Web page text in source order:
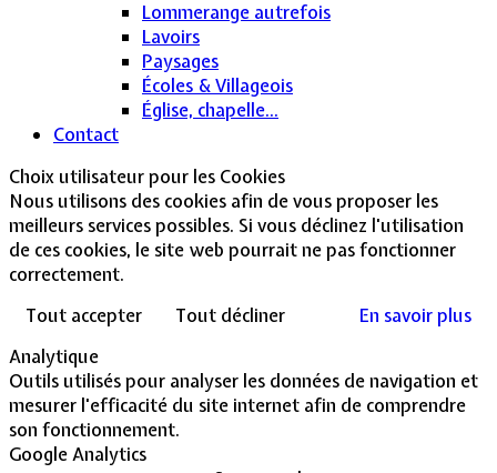
Lommerange autrefois
Lavoirs
Paysages
Écoles & Villageois
Église, chapelle...
Contact
Choix utilisateur pour les Cookies
Nous utilisons des cookies afin de vous proposer les
meilleurs services possibles. Si vous déclinez l'utilisation
de ces cookies, le site web pourrait ne pas fonctionner
correctement.
Tout accepter
Tout décliner
En savoir plus
Analytique
Outils utilisés pour analyser les données de navigation et
mesurer l'efficacité du site internet afin de comprendre
son fonctionnement.
Google Analytics